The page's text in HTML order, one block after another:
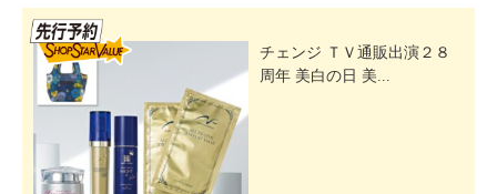
チェンジ ＴＶ通販出演２８
周年 美白の日 美...